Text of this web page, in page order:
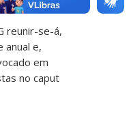
reunir-se-á,
anual e,
em
no caput